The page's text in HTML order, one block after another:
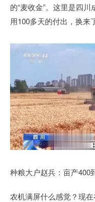
的“麦收金”。这里是四
用100多天的付出，换来
种粮大户赵兵：亩产400
农机满屏什么感觉？现